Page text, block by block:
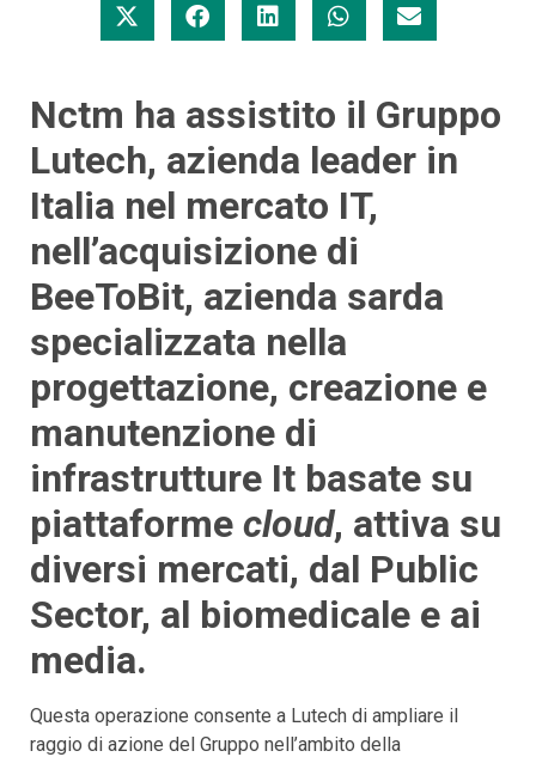
Nctm ha assistito il Gruppo
Lutech, azienda leader in
Italia nel mercato IT,
nell’acquisizione di
BeeToBit, azienda sarda
specializzata nella
progettazione, creazione e
manutenzione di
infrastrutture It basate su
piattaforme cloud, attiva su
diversi mercati, dal Public
Sector, al biomedicale e ai
media.
Questa operazione consente a Lutech di ampliare il
raggio di azione del Gruppo nell’ambito della